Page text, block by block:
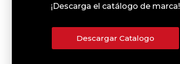
¡Descarga el catálogo de marca!
Descargar Catalogo